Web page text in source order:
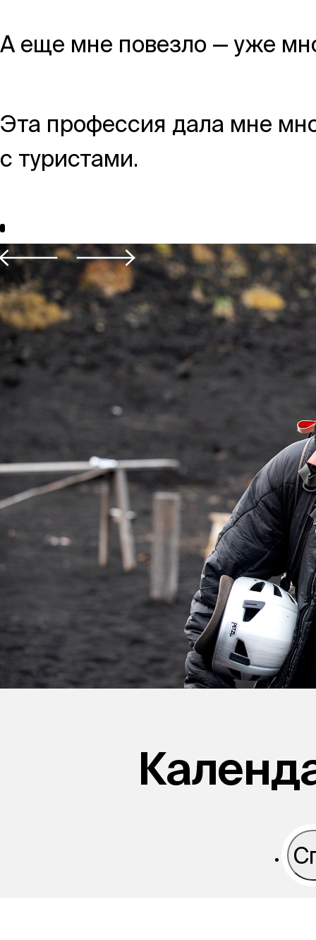
Большая Новодмитровская,
А еще мне повезло — уже
Эта профессия дала мне
с туристами.